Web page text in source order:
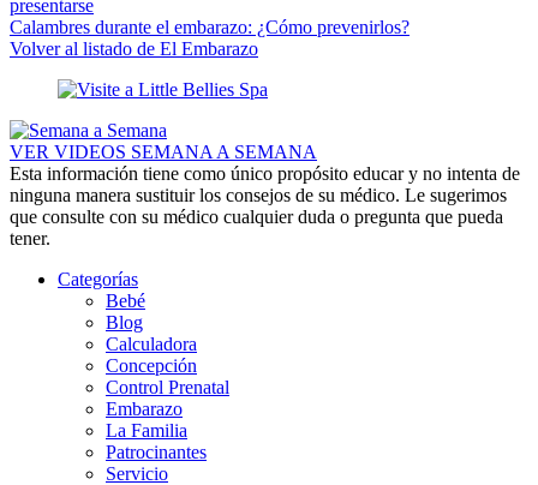
presentarse
Calambres durante el embarazo: ¿Cómo prevenirlos?
Volver al listado de El Embarazo
VER VIDEOS SEMANA A SEMANA
Esta información tiene como único propósito educar y no intenta de
ninguna manera sustituir los consejos de su médico. Le sugerimos
que consulte con su médico cualquier duda o pregunta que pueda
tener.
Categorías
Bebé
Blog
Calculadora
Concepción
Control Prenatal
Embarazo
La Familia
Patrocinantes
Servicio